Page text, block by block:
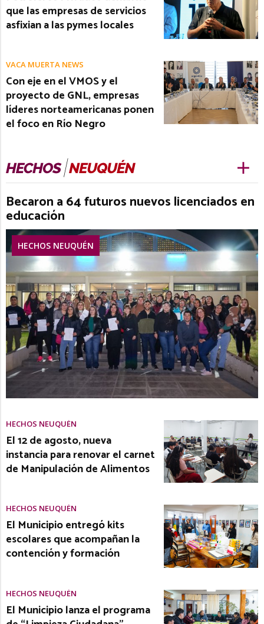
que las empresas de servicios
asfixian a las pymes locales
VACA MUERTA NEWS
Con eje en el VMOS y el
proyecto de GNL, empresas
líderes norteamericanas ponen
el foco en Río Negro
Becaron a 64 futuros nuevos licenciados en
educación
HECHOS NEUQUÉN
HECHOS NEUQUÉN
El 12 de agosto, nueva
instancia para renovar el carnet
de Manipulación de Alimentos
HECHOS NEUQUÉN
El Municipio entregó kits
escolares que acompañan la
contención y formación
HECHOS NEUQUÉN
El Municipio lanza el programa